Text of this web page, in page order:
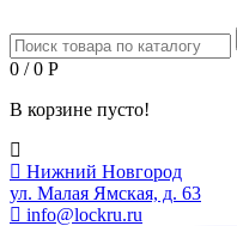
0 / 0 Р
В корзине пусто!
Нижний Новгород
ул. Малая Ямская, д. 63
info@lockru.ru